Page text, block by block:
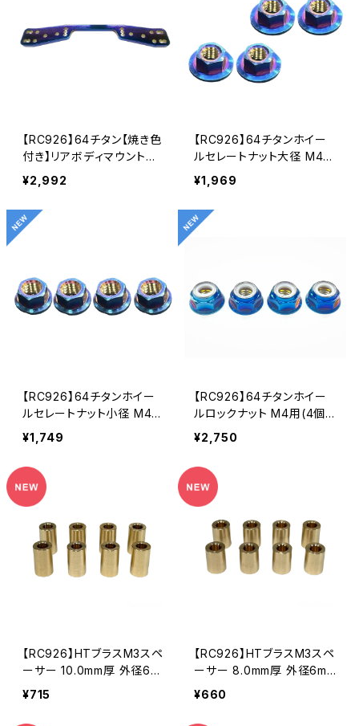
【RC926】64チタン【焼き色
付き】リアボディマウント
RDX用 KN-RDX04
¥2,992
【RC926】64チタンホイー
ルセレートナット大径 M4用
(4個入り） KN-LN03
¥1,969
【RC926】64チタンホイー
ルセレートナット小径 M4用
(4個入り） KN-LN02
¥1,749
【RC926】64チタンホイー
ルロックナット M4用(4個
入り） KN-LN01
¥2,750
【RC926】HTブラスM3スペ
ーサー 10.0mm厚 外径6m
m 8個入り KN-HTBSS15
¥715
【RC926】HTブラスM3スペ
ーサー 8.0mm厚 外径6mm
8個入り KN-HTBSS14
¥660